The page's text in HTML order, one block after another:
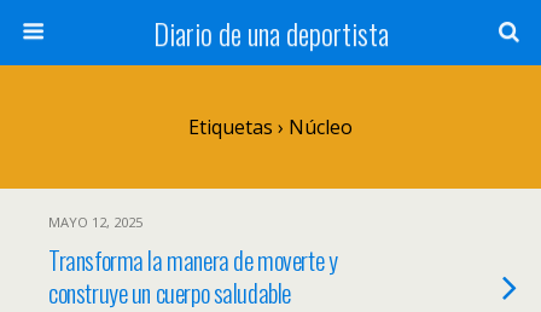
Diario de una deportista
Etiquetas › Núcleo
MAYO 12, 2025
Transforma la manera de moverte y
construye un cuerpo saludable